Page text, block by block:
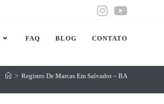
FAQ BLOG CONTATO
> Registro De Marcas Em Salvador – BA